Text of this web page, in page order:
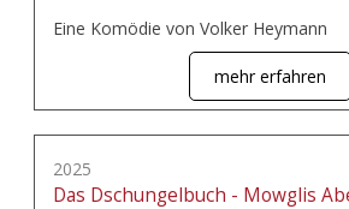
Eine Komödie von Volker Heymann
mehr erfahren
2025
Das Dschungelbuch - Mowglis